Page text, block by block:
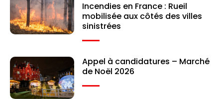
Incendies en France : Rueil
mobilisée aux côtés des villes
sinistrées
Appel à candidatures – Marché
de Noël 2026